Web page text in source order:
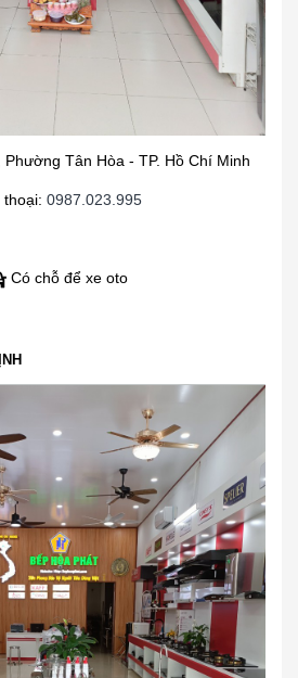
Tân Hòa - TP. Hồ Chí Minh
0987.023.995
Có chỗ để xe oto